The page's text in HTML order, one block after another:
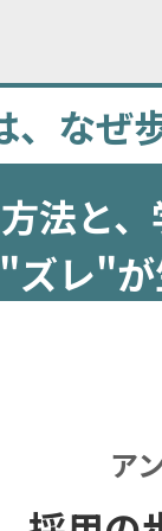
、なぜ
法と、
"ズレ"が
ア